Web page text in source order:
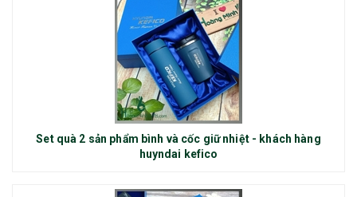
Set quà 2 sản phẩm bình và cốc giữ nhiệt - khách hàng
huyndai kefico